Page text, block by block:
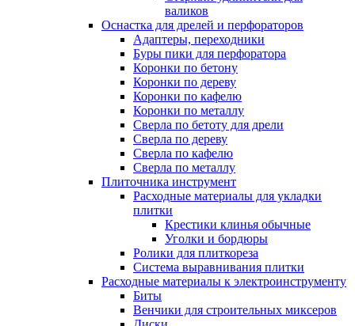
валиков
Оснастка для дрелей и перфораторов
Адаптеры, переходники
Буры пики для перфоратора
Коронки по бетону
Коронки по дереву
Коронки по кафелю
Коронки по металлу
Сверла по бетоту для дрели
Сверла по дереву
Сверла по кафелю
Сверла по металлу
Плиточника инструмент
Расходные материалы для укладки
плитки
Крестики клинья обычные
Уголки и бордюры
Ролики для плиткореза
Система выравнивания плитки
Расходные материалы к электроинструменту
Биты
Венчики для строительных миксеров